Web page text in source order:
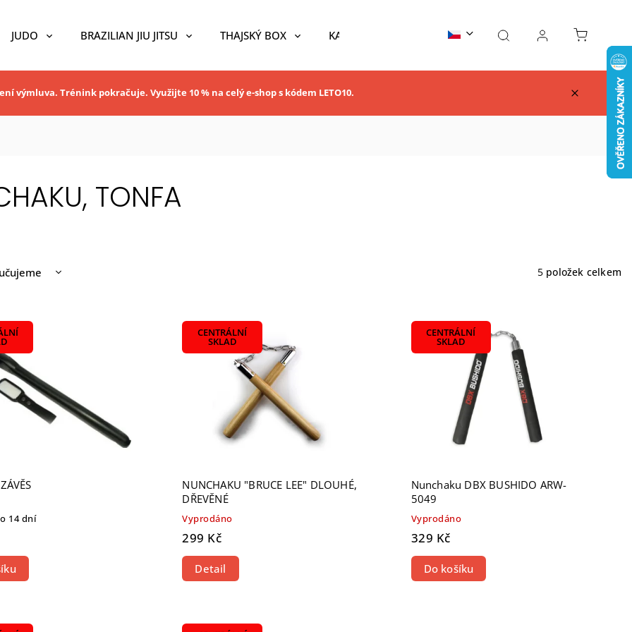
JUDO BRAZILIAN JIU JITSU THAJSKÝ BOX KARATE TAEKWONDO AIKIDO
výmluva. Trénink pokračuje. Využijte 10 % na celý e-shop s kódem LETO10.
TONFA
5 položek celkem
14 dní
CENTRÁLNÍ
SKLAD
NUNCHAKU "BRUCE LEE" DLOUHÉ,
DŘEVĚNÉ
Vyprodáno
299 Kč
Detail
CENTRÁLNÍ
SKLAD
Nunchaku DBX BUSHIDO ARW-
5049
Vyprodáno
329 Kč
Do košíku